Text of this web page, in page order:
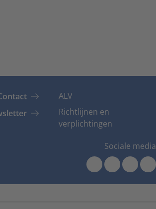
ALV
Richtlijnen en
verplichtingen
Sociale media